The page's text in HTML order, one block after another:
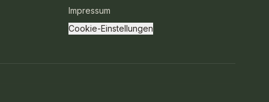
Impressum
Cookie-Einstellungen